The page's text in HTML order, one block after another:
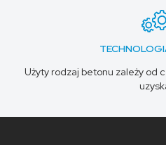
Użyty rodzaj betonu zależy od